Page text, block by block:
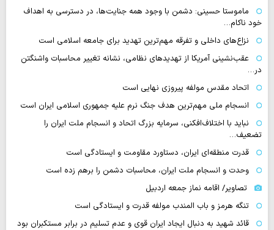
ماموستا حسینی: دشمن با وجود همه جنایت‌ها، در دسترسی به اهداف
خود ناکام…
نزاع‌های داخلی و تفرقه مهم‌ترین تهدید برای جامعه اسلامی است
عقب‌نشینی آمریکا از تهدیدهای نظامی، نشانه تغییر محاسبات واشنگتن
در…
اتحاد مقدس مولفه پیروزی نهایی است
انسجام ملی مهم‌ترین هدف جنگ نرم علیه جمهوری اسلامی ایران است
نباید با اختلاف‌افکنی، سرمایه بزرگ اتحاد و انسجام ملت ایران را
تضعیف…
قدرت منطقه‌ای ایران، دستاورد مقاومت و ایستادگی است
وحدت و انسجام ملت ایران، محاسبات دشمن را برهم زده است
تصاویر/ اقامه نماز جمعه اردبیل
تنگه‌ هرمز و باب المندب مولفه قدرت و ایستادگی است
قائد شهید به دنبال ایجاد ایران قوی و عدم تسلیم در برابر مستکبران بود